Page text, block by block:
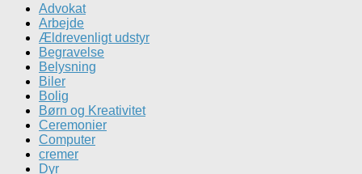
Advokat
Arbejde
Ældrevenligt udstyr
Begravelse
Belysning
Biler
Bolig
Børn og Kreativitet
Ceremonier
Computer
cremer
Dyr